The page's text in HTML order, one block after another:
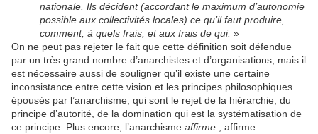
nationale. Ils décident (accordant le maximum d’autonomie
possible aux collectivités locales) ce qu’il faut produire,
comment, à quels frais, et aux frais de qui. »
On ne peut pas rejeter le fait que cette définition soit défendue
par un très grand nombre d’anarchistes et d’organisations, mais il
est nécessaire aussi de souligner qu’il existe une certaine
inconsistance entre cette vision et les principes philosophiques
épousés par l’anarchisme, qui sont le rejet de la hiérarchie, du
principe d’autorité, de la domination qui est la systématisation de
ce principe. Plus encore, l’anarchisme affirme ; affirme